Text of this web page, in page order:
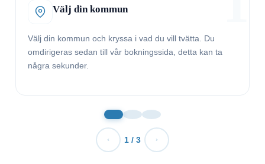
Välj din kommun
Välj din kommun och kryssa i vad du vill tvätta. Du
omdirigeras sedan till vår bokningssida, detta kan ta
några sekunder.
1 / 3